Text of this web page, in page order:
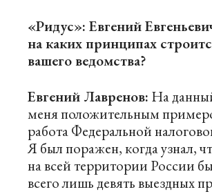
«Ридус»: Евгений
на каких принципах
вашего ведомства?
Евгений Лавренов: На
меня положительным
работа Федеральной
Я был поражен, когда узнал,
на всей территории России
всего лишь девять выездных